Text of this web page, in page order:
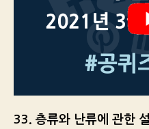
33. 층류와 난류에 관한